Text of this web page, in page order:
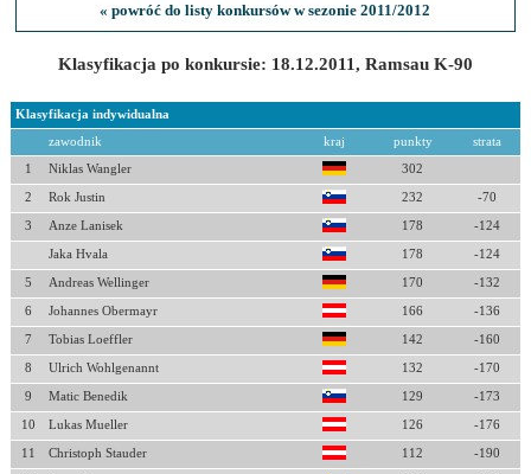
« powróć do listy konkursów w sezonie 2011/2012
Klasyfikacja po konkursie: 18.12.2011, Ramsau K-90
Klasyfikacja indywidualna
zawodnik kraj punkty strata
1 Niklas Wangler 302
2 Rok Justin 232 -70
3 Anze Lanisek 178 -124
Jaka Hvala 178 -124
5 Andreas Wellinger 170 -132
6 Johannes Obermayr 166 -136
7 Tobias Loeffler 142 -160
8 Ulrich Wohlgenannt 132 -170
9 Matic Benedik 129 -173
10 Lukas Mueller 126 -176
11 Christoph Stauder 112 -190